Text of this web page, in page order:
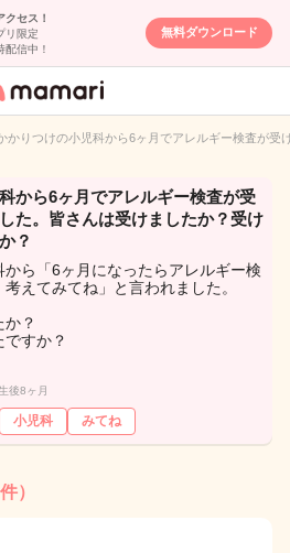
クセス！
リ限定
配信中！
無料ダウンロード
専用匿名QA
かりつけの小児科から6ヶ月でアレルギー検査が受
から6ヶ月でアレルギー検査が受
た。皆さんは受けましたか？受け
？
ら「6ヶ月になったらアレルギー検
えてみてね」と言われました。
？
すか？
後8ヶ月
小児科 みてね
）